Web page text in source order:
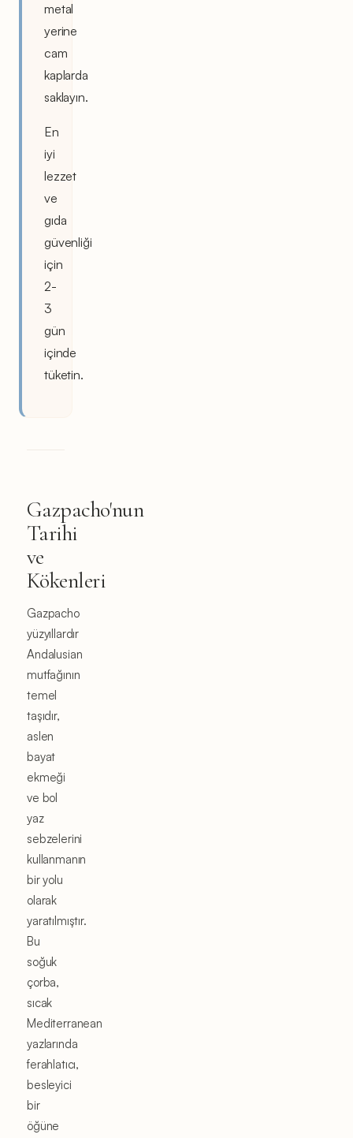
metal
yerine
cam
kaplarda
saklayın.
En
iyi
lezzet
ve
gıda
güvenliği
için
2-
3
gün
içinde
tüketin.
Gazpacho'nun
Tarihi
ve
Kökenleri
Gazpacho
yüzyıllardır
Andalusian
mutfağının
temel
taşıdır,
aslen
bayat
ekmeği
ve bol
yaz
sebzelerini
kullanmanın
bir yolu
olarak
yaratılmıştır.
Bu
soğuk
çorba,
sıcak
Mediterranean
yazlarında
ferahlatıcı,
besleyici
bir
öğüne